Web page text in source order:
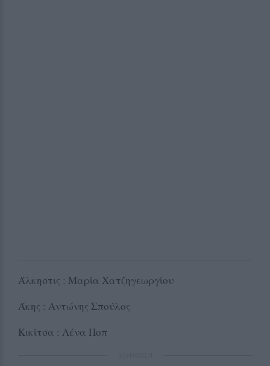
Άλκηστις : Μαρία Χατζηγεωργίου
Άκης : Αντώνης Σπούλος
Κικίτσα : Λένα Ποπ